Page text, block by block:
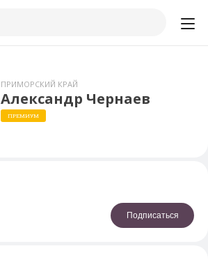
ПРИМОРСКИЙ КРАЙ
Александр Чернаев
ПРЕМИУМ
Подписаться